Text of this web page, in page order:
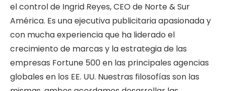
el control de Ingrid Reyes, CEO de Norte & Sur
América. Es una ejecutiva publicitaria apasionada y
con mucha experiencia que ha liderado el
crecimiento de marcas y la estrategia de las
empresas Fortune 500 en las principales agencias
globales en los EE. UU. Nuestras filosofías son las